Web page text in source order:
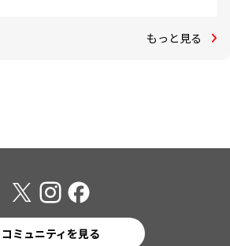
もっと見る
コミュニティを見る